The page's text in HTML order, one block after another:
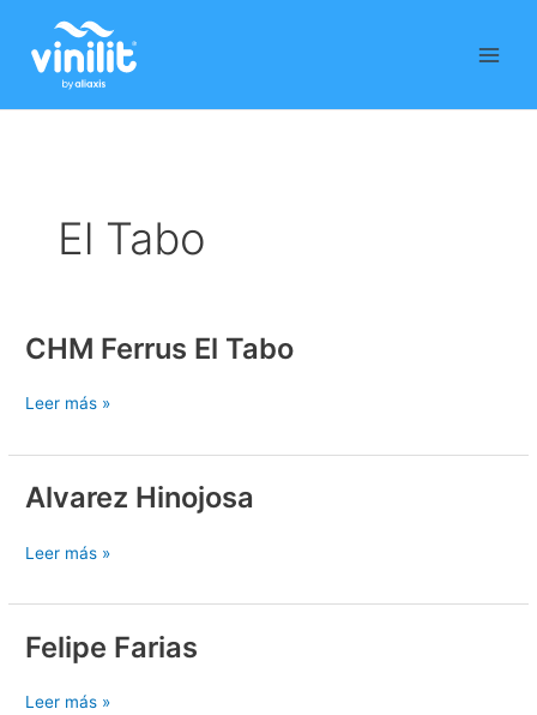
contenido
El Tabo
CHM Ferrus El Tabo
CHM
El
Leer más »
Alvarez Hinojosa
Alvarez
Leer más »
Felipe Farias
Felipe
Leer más »